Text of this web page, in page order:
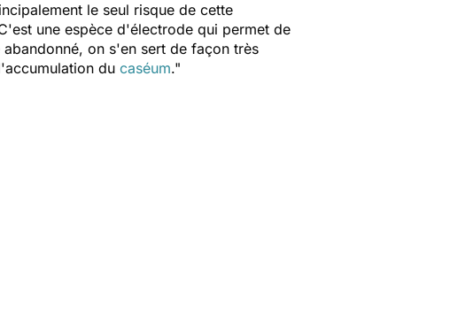
le seul risque de cette
une espèce d'électrode qui permet de
on s'en sert de façon très
du caséum."